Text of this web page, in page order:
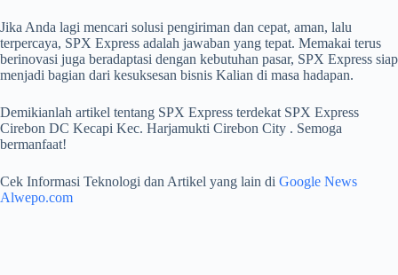
Jika Anda lagi mencari solusi pengiriman dan cepat, aman, lalu
terpercaya, SPX Express adalah jawaban yang tepat. Memakai terus
berinovasi juga beradaptasi dengan kebutuhan pasar, SPX Express siap
menjadi bagian dari kesuksesan bisnis Kalian di masa hadapan.
Demikianlah artikel tentang SPX Express terdekat SPX Express
Cirebon DC Kecapi Kec. Harjamukti Cirebon City . Semoga
bermanfaat!
Cek Informasi Teknologi dan Artikel yang lain di Google News
Alwepo.com